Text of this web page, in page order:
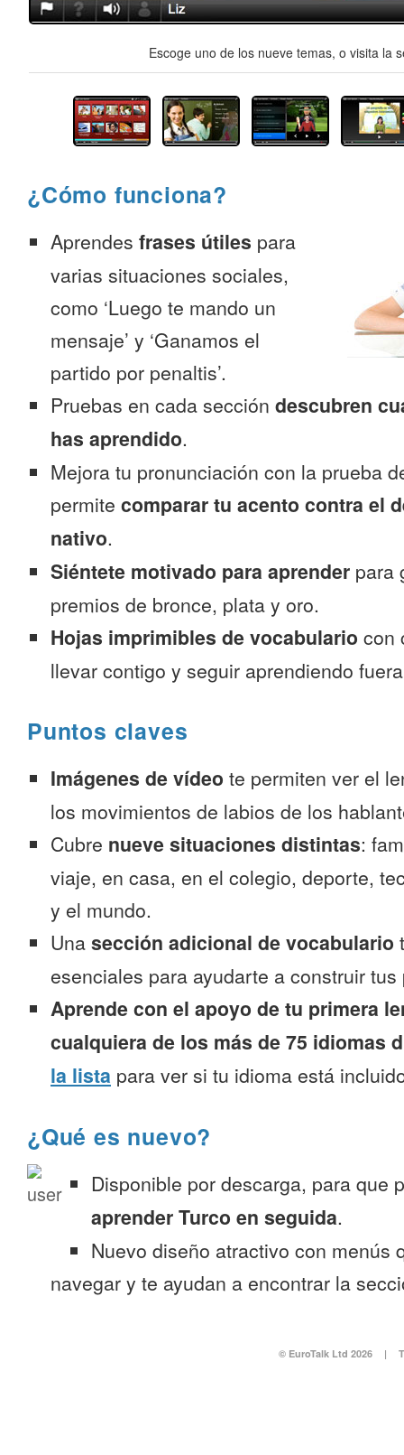
Escoge uno de los nueve temas, o visita la
¿Cómo funciona?
Aprendes frases útiles para
varias situaciones sociales,
como ‘Luego te mando un
mensaje’ y ‘Ganamos el
partido por penaltis’.
Pruebas en cada sección descubren
has aprendido.
Mejora tu pronunciación con la prueba
permite comparar tu acento contra el
nativo.
Siéntete motivado para aprender para
premios de bronce, plata y oro.
Hojas imprimibles de vocabulario con
llevar contigo y seguir aprendiendo
Puntos claves
Imágenes de vídeo te permiten ver el
los movimientos de labios de los
Cubre nueve situaciones distintas:
viaje, en casa, en el colegio, deporte,
y el mundo.
Una sección adicional de vocabulario
esenciales para ayudarte a construir
Aprende con el apoyo de tu primera
cualquiera de los más de 75 idiomas
la lista para ver si tu idioma está
¿Qué es nuevo?
Disponible por descarga, para que
aprender Turco en seguida.
Nuevo diseño atractivo con menús
navegar y te ayudan a encontrar la
© EuroTalk Ltd 2026 |